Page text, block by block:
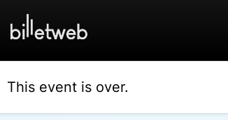
This event is over.